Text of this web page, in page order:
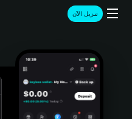
تنزيل الآن